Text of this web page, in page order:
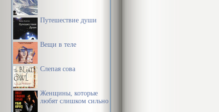
Путешествие души
Вещи в теле
Слепая сова
Женщины, которые
любят слишком сильно